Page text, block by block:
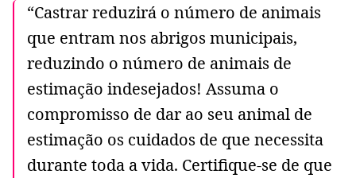
“Castrar reduzirá o número de animais
que entram nos abrigos municipais,
reduzindo o número de animais de
estimação indesejados! Assuma o
compromisso de dar ao seu animal de
estimação os cuidados de que necessita
durante toda a vida. Certifique-se de que